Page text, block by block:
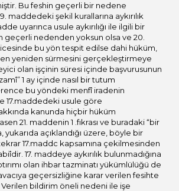
Bu feshin geçerli bir nedene
maddedeki şekil kurallarına aykırılık
uyarınca usule aykırılığı ile ilgili bir
geçerli nedenden yoksun olsa ve 20.
bu yön tespit edilse dahi hüküm,
yeniden sürmesini gerçekleştirmeye
olan işçinin süresi içinde başvurusunun
1 ay içinde nasıl bir tutum
bu yöndeki menfî iradenin
17.maddedeki usule göre
kanunda hiçbir hüküm
21. maddenin 1 .fıkrası ve buradaki “bir
yukarıda açıklandığı üzere, böyle bir
17.maddc kapsamına çekilmesinden
17. maddeye aykırılık bulunmadığına
olan ihbar tazminatı yükümlülüğü de
geçersizliğine karar verilen fesihte
bildirim öneli nedeni ile işe